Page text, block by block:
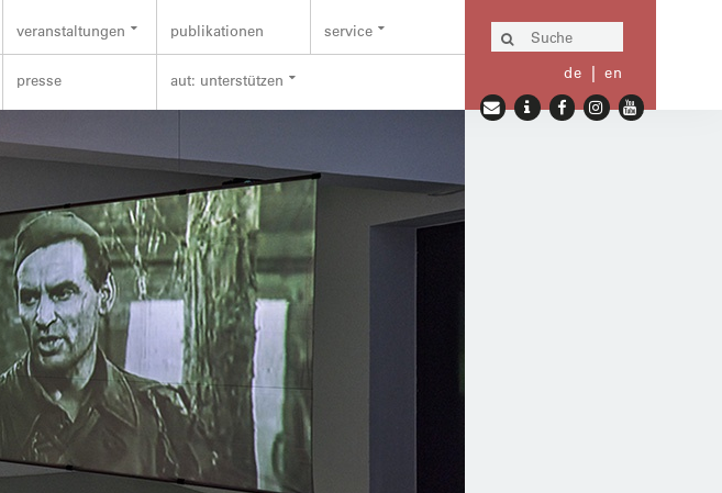
de en
veranstaltungen publikationen service
presse aut: unterstützen